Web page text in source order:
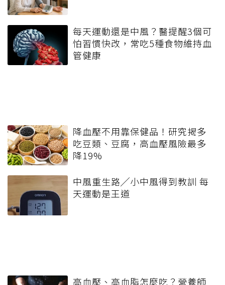
每天運動還是中風？醫提醒3個可
怕習慣快改，常吃5種食物維持血
管健康
降血壓不用靠保健品！研究揭多
吃豆類、豆腐，高血壓風險最多
降19%
中風重生路╱小中風得到教訓 每
天運動是王道
高血壓、高血脂怎麼吃？營養師